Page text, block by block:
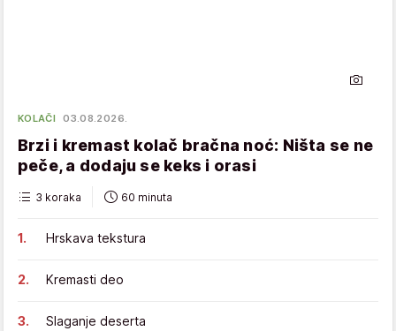
KOLAČI 03.08.2026.
Brzi i kremast kolač bračna noć: Ništa se ne
peče, a dodaju se keks i orasi
3 koraka 60 minuta
Hrskava tekstura
Kremasti deo
Slaganje deserta